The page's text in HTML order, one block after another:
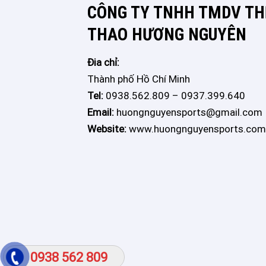
0938 562 809
CÔNG TY TNHH TMDV
THAO HƯƠNG NGUYÊN
Đia chỉ:
Thành phố Hồ Chí Minh
Tel: 0938.562.809 – 0937.399.640
Email: huongnguyensports@gmail.com
Website: www.huongnguyensports.com